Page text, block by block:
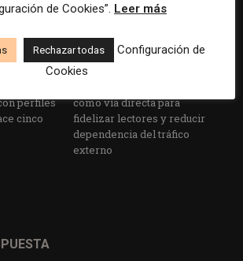
basta: los
perfiles
cinco
Las aplicaciones móviles
como vía directa para
fidelizar lectores y reducir
dependencia del tráfico
externo
de Cookies”. Leer más
Rechazar todas
Configuración de
Cookies